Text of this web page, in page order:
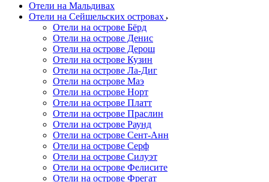
Отели на Мальдивах
Отели на Сейшельских островах
Отели на острове Бёрд
Отели на острове Денис
Отели на острове Дерош
Отели на острове Кузин
Отели на острове Ла-Диг
Отели на острове Маэ
Отели на острове Норт
Отели на острове Платт
Отели на острове Праслин
Отели на острове Раунд
Отели на острове Сент-Анн
Отели на острове Серф
Отели на острове Силуэт
Отели на острове Фелисите
Отели на острове Фрегат